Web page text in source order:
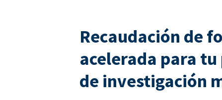
Recaudación de
acelerada para
de investigación